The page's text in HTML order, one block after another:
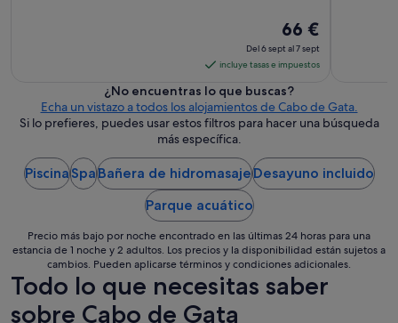
El
precio
es
de
66 €
por
del
6
sept
7
sept
66 €
Del 6 sept al 7 sept
incluye tasas e impuestos
¿No encuentras lo que buscas?
Echa un vistazo a todos los alojamientos de Cabo de Gata.
Si lo prefieres, puedes usar estos filtros para hacer una búsqueda
más específica.
PiscinaSpaBañera de hidromasajeDesayuno incluido
Parque acuático
Precio más bajo por noche encontrado en las últimas 24 horas para una
estancia de 1 noche y 2 adultos. Los precios y la disponibilidad están sujetos a
cambios. Pueden aplicarse términos y condiciones adicionales.
Todo lo que necesitas saber
sobre Cabo de Gata